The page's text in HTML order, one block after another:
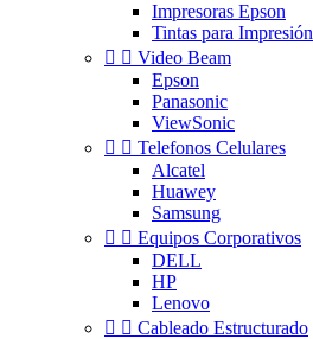
Impresoras Epson
Tintas para Impresión
  Video Beam
Epson
Panasonic
ViewSonic
  Telefonos Celulares
Alcatel
Huawey
Samsung
  Equipos Corporativos
DELL
HP
Lenovo
  Cableado Estructurado